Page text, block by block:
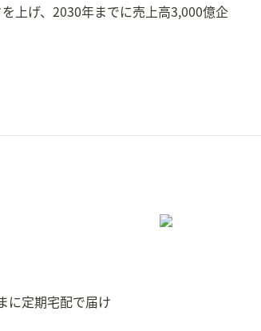
上げ、2030年までに売上高3,000億企
に定期宅配で届け